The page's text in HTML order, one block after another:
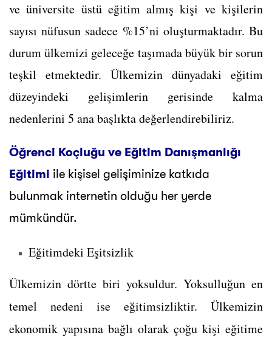
ve üniversite üstü eğitim almış kişi ve kişilerin
sayısı nüfusun sadece %15’ni oluşturmaktadır. Bu
durum ülkemizi geleceğe taşımada büyük bir sorun
teşkil etmektedir. Ülkemizin dünyadaki eğitim
düzeyindeki gelişimlerin gerisinde kalma
nedenlerini 5 ana başlıkta değerlendirebiliriz.
Öğrenci Koçluğu ve Eğitim Danışmanlığı
Eğitimi ile kişisel gelişiminize katkıda
bulunmak internetin olduğu her yerde
mümkündür.
Eğitimdeki Eşitsizlik
Ülkemizin dörtte biri yoksuldur. Yoksulluğun en
temel nedeni ise eğitimsizliktir. Ülkemizin
ekonomik yapısına bağlı olarak çoğu kişi eğitime